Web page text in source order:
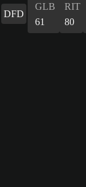
DFD
GLB
61
RIT
80